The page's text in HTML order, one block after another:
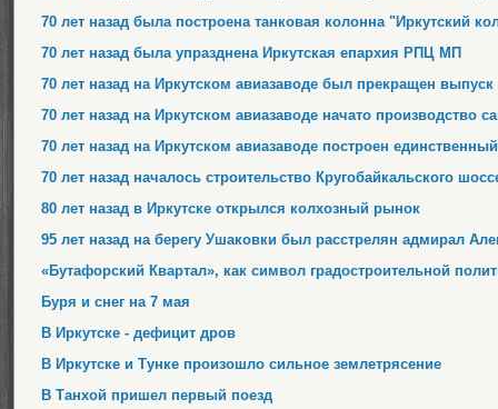
70 лет назад была построена танковая колонна "Иркутский
70 лет назад была упразднена Иркутская епархия РПЦ МП
70 лет назад на Иркутском авиазаводе был прекращен выпуск
70 лет назад на Иркутском авиазаводе начато производство
70 лет назад на Иркутском авиазаводе построен
70 лет назад началось строительство Кругобайкальского
80 лет назад в Иркутске открылся колхозный рынок
95 лет назад на берегу Ушаковки был расстрелян адмирал
«Бутафорский Квартал», как символ градостроительной
Буря и снег на 7 мая
В Иркутске - дефицит дров
В Иркутске и Тунке произошло сильное землетрясение
В Танхой пришел первый поезд